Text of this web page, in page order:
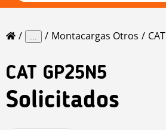
... Montacargas Otros CAT
CAT GP25N5
Solicitados